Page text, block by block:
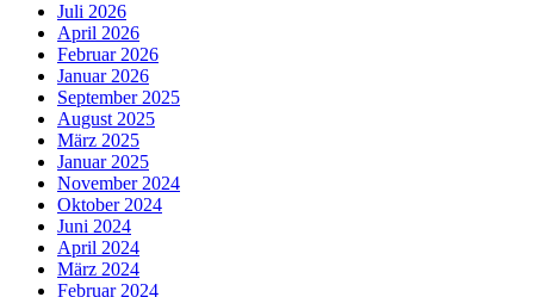
Juli 2026
April 2026
Februar 2026
Januar 2026
September 2025
August 2025
März 2025
Januar 2025
November 2024
Oktober 2024
Juni 2024
April 2024
März 2024
Februar 2024